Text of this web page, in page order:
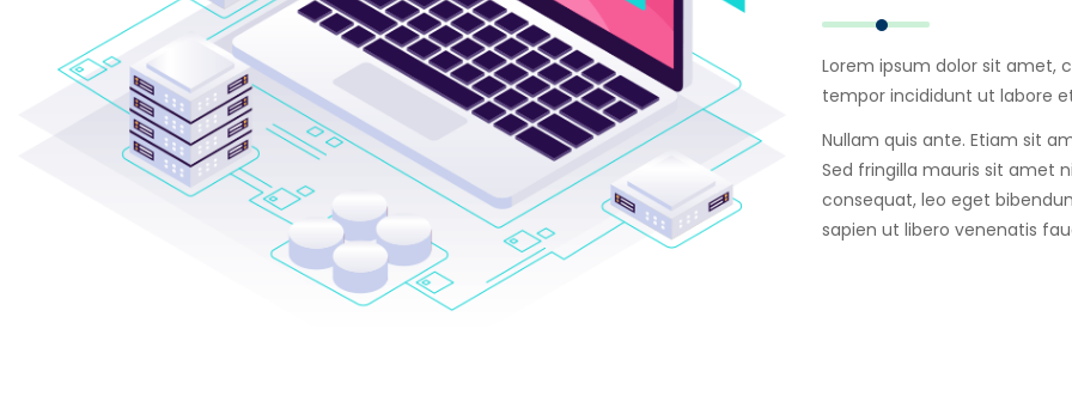
Lorem ipsum dolor sit amet,
tempor incididunt ut labore
Nullam quis ante. Etiam sit
Sed fringilla mauris sit amet
consequat, leo eget
sapien ut libero venenatis